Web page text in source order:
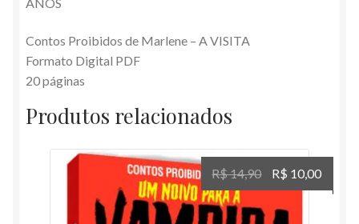
Contos Proibidos de Marlene – A VISITA
Formato Digital PDF
20 páginas
Produtos relacionados
R$14,90
O
preço
original
R$ 10,00O
preço